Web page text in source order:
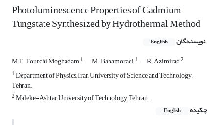
Photoluminescence Properties of Cadmium
Tungstate Synthesized by Hydrothermal Method
نویسندگان English
M T. Tourchi Moghadam1 M. Babamoradi1 R. Azimirad2
1Department of Physics, Iran University of Science and Technology,
Tehran.
2Maleke-Ashtar University of Technology, Tehran.
چکیده
English